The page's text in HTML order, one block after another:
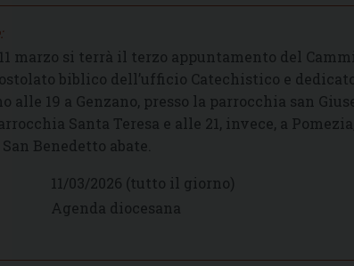
marzo si terrà il terzo appuntamento del
biblico dell’ufficio Catechistico e
alle 19 a Genzano, presso la parrocchia san
Santa Teresa e alle 21, invece, a
Benedetto abate.
11/03/2026 (tutto il giorno)
Agenda diocesana